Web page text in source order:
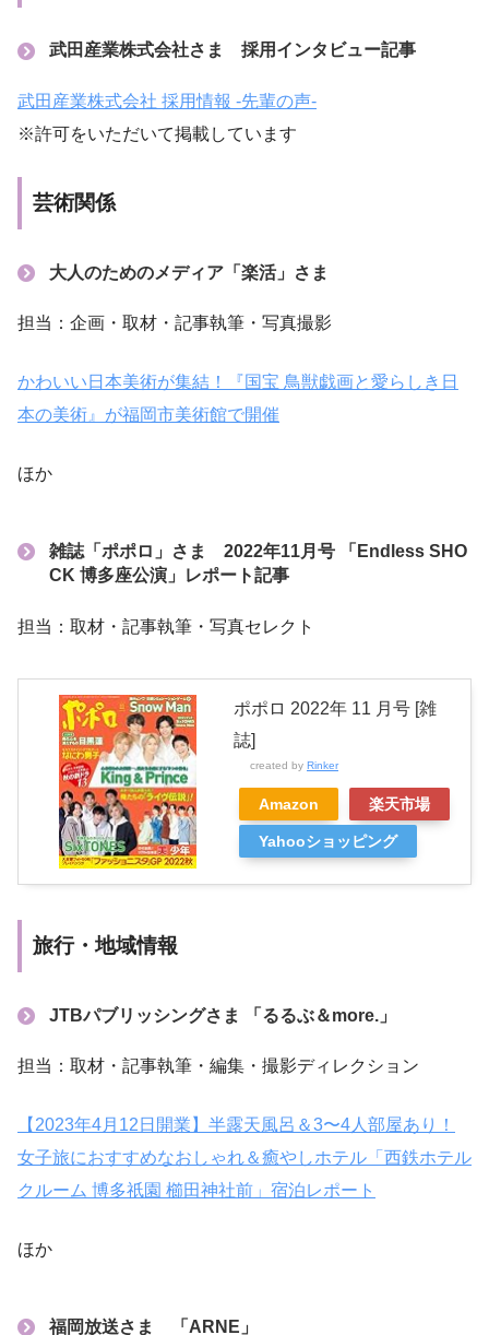
武田産業株式会社さま 採用インタビュー記事
武田産業株式会社 採用情報 -先輩の声-
※許可をいただいて掲載しています
芸術関係
大人のためのメディア「 楽活」さま
担当：企画・取材・記事執筆・写真撮影
かわいい日本美術が集結！『国宝 鳥獣戯画と愛らしき日
本の美術』が福岡市美術館で開催
ほか
雑誌「ポポロ」さま 2022年11月号 「Endless SHO
CK 博多座公演」レポート記事
担当：取材・記事執筆・写真セレクト
ポポロ 2022年 11 月号 [雑
誌]
created by Rinker
Amazon 楽天市場
Yahooショッピング
旅行・地域情報
JTBパブリッシングさま 「 るるぶ＆more.」
担当：取材・記事執筆・編集・撮影ディレクション
【2023年4月12日開業】半露天風呂＆3〜4人部屋あり！
女子旅におすすめなおしゃれ＆癒やしホテル「西鉄ホテル
クルーム 博多祇園 櫛田神社前」宿泊レポート
ほか
福岡放送さま 「 ARNE 」